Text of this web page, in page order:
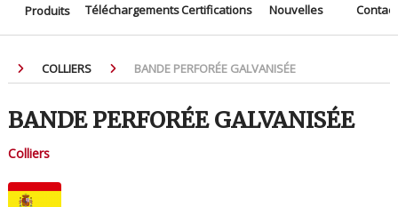
Produits TéléchargementsCertifications Nouvelles Contact
COLLIERS BANDE PERFORÉE GALVANISÉE
BANDE PERFORÉE GALVANISÉE
Colliers